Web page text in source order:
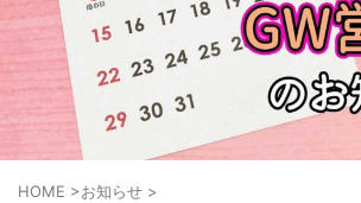
HOME >お知らせ >